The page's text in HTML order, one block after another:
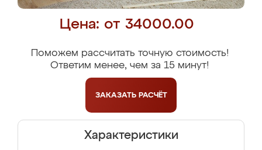
Цена: от 34000.00
Поможем рассчитать точную стоимость!
Ответим менее, чем за 15 минут!
ЗАКАЗАТЬ РАСЧЁТ
Характеристики